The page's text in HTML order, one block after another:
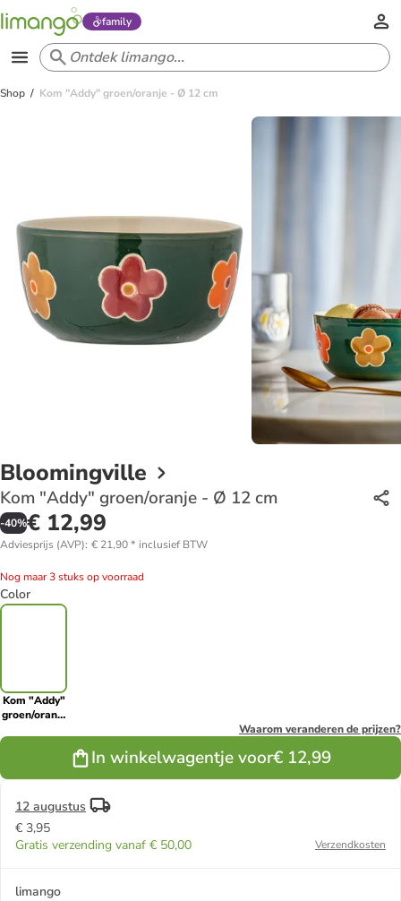
family
Shop Kom "Addy" groen/oranje - Ø 12 cm
Bloomingville
Kom "Addy" groen/oranje - Ø 12 cm
-40%€ 12,99
Adviesprijs (AVP): € 21,90* inclusief BTW
Nog maar 3 stuks op voorraad
Color
Kom "Addy"
groen/oranje
Waarom veranderen de prijzen?
In winkelwagentje voor€ 12,99
12 augustus
€ 3,95
Gratis verzending vanaf € 50,00
Verzendkosten
limango